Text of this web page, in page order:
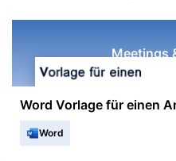
Meetings
Word Vorlage für einen
Word